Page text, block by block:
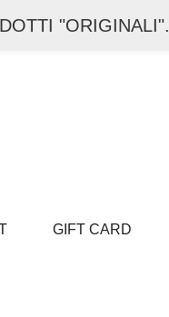
"ORIGINALI".
GIFT CARD